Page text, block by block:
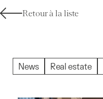
Retour à la liste
News Real estate